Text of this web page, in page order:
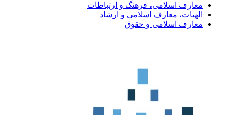
معارف اسلامی، فرهنگ و ارتباطات
الهیات، معارف اسلامی و ارشاد
معارف اسلامی و حقوق